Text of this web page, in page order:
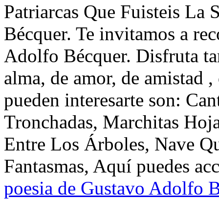
Patriarcas Que Fuisteis La
Bécquer. Te invitamos a
Adolfo Bécquer. Disfruta
alma, de amor, de amistad
pueden interesarte son:
Tronchadas, Marchitas
Entre Los Árboles, Nave
Fantasmas, Aquí puedes
poesia de Gustavo Adolfo